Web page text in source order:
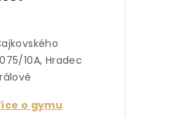
10A, Hradec
o gymu